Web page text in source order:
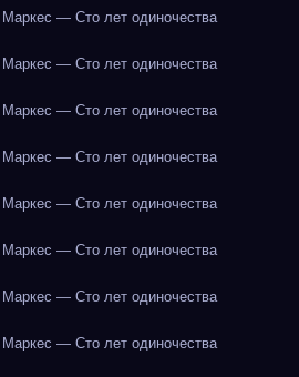
Маркес — Сто лет одиночества
Маркес — Сто лет одиночества
Маркес — Сто лет одиночества
Маркес — Сто лет одиночества
Маркес — Сто лет одиночества
Маркес — Сто лет одиночества
Маркес — Сто лет одиночества
Маркес — Сто лет одиночества